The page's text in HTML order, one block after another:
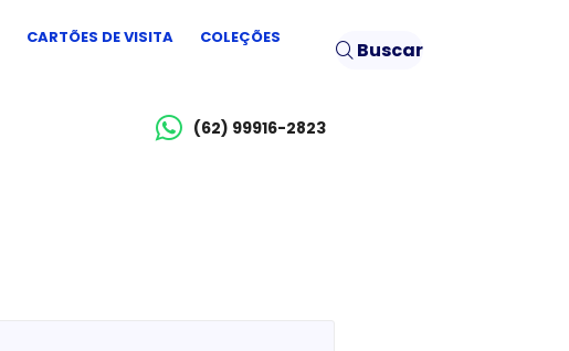
CARTÕES DE VISITA
COLEÇÕES
Buscar
(62) 99916-2823